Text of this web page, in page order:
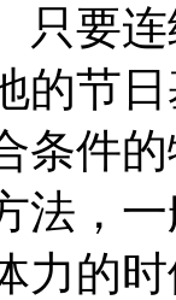
只要
的节
条件
法，
力的